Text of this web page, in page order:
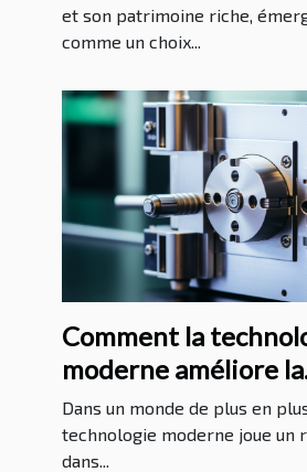
et son patrimoine riche,
comme un choix...
Comment la
moderne améliore la
protection juridique
Dans un monde de plus en
technologie moderne joue un
dans...